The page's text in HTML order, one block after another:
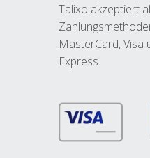
Talixo akzeptiert
MasterCard, Visa
Express.